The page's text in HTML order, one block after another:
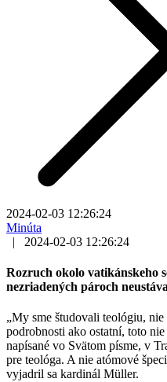
2024-02-03 12:26:24
Minúta
|
2024-02-03 12:26:24
Rozruch okolo vatikánskeho
nezriadených pároch neustáva
„My sme študovali teológiu,
podrobnosti ako ostatní, toto
napísané vo Svätom písme, v
pre teológa. A nie atómové
vyjadril sa kardinál Müller.